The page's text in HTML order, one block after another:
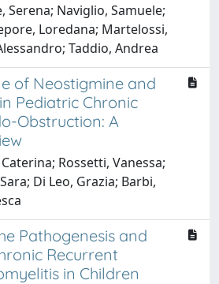
Serena; Naviglio, Samuele;
Loredana; Martelossi,
Taddio, Andrea
of Neostigmine and
Pediatric Chronic
Obstruction: A
Rossetti, Vanessa;
Di Leo, Grazia; Barbi,
Pathogenesis and
Recurrent
in Children